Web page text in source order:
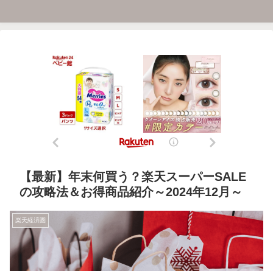
【最新】年末何買う？楽天スーパーSALE
の攻略法＆お得商品紹介～2024年12月～
楽天経済圏